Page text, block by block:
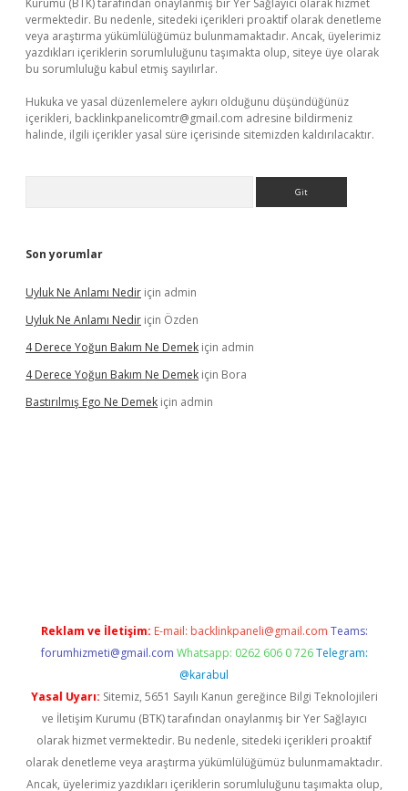
Kurumu (BTK) tarafından onaylanmış bir Yer Sağlayıcı olarak hizmet
vermektedir. Bu nedenle, sitedeki içerikleri proaktif olarak denetleme
veya araştırma yükümlülüğümüz bulunmamaktadır. Ancak, üyelerimiz
yazdıkları içeriklerin sorumluluğunu taşımakta olup, siteye üye olarak
bu sorumluluğu kabul etmiş sayılırlar.
Hukuka ve yasal düzenlemelere aykırı olduğunu düşündüğünüz
içerikleri, backlinkpanelicomtr@gmail.com adresine bildirmeniz
halinde, ilgili içerikler yasal süre içerisinde sitemizden kaldırılacaktır.
Son yorumlar
Uyluk Ne Anlamı Nedir için admin
Uyluk Ne Anlamı Nedir için Özden
4 Derece Yoğun Bakım Ne Demek için admin
4 Derece Yoğun Bakım Ne Demek için Bora
Bastırılmış Ego Ne Demek için admin
Reklam ve İletişim: E-mail: backlinkpaneli@gmail.com Teams:
forumhizmeti@gmail.com Whatsapp: 0262 606 0 726 Telegram:
@karabul
Yasal Uyarı: Sitemiz, 5651 Sayılı Kanun gereğince Bilgi Teknolojileri
ve İletişim Kurumu (BTK) tarafından onaylanmış bir Yer Sağlayıcı
olarak hizmet vermektedir. Bu nedenle, sitedeki içerikleri proaktif
olarak denetleme veya araştırma yükümlülüğümüz bulunmamaktadır.
Ancak, üyelerimiz yazdıkları içeriklerin sorumluluğunu taşımakta olup,